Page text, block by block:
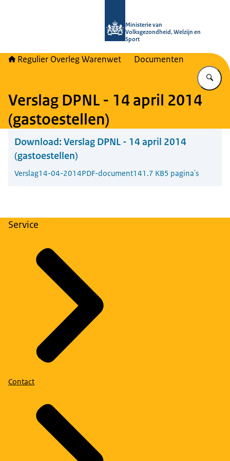
Ministerie van
Volksgezondheid, Welzijn en
Sport
Regulier Overleg Warenwet Documenten
Verslag DPNL - 14 april 2014
(gastoestellen)
Download: Verslag DPNL - 14 april 2014
(gastoestellen)
Verslag14-04-2014PDF-document141.7 KB5 pagina's
Service
Contact